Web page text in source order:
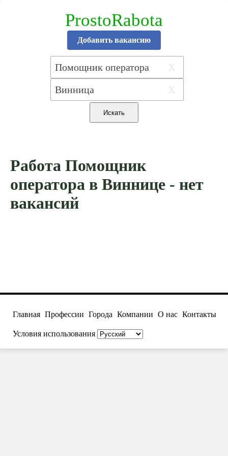
ProstoRabota
Добавить вакансию
X
X
Работа Помощник
оператора в Виннице - нет
вакансий
Главная Профессии Города Компании О нас Контакты
Условия использования